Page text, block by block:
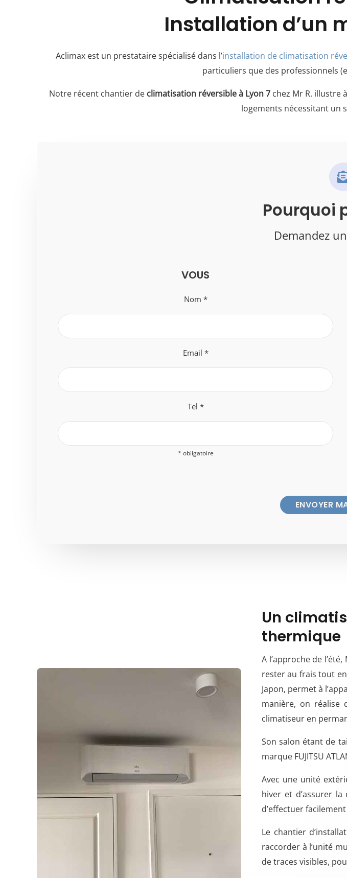
Installation d’un
Aclimax est un prestataire spécialisé dans l’installation de climatisation
particuliers que des professionnels
Notre récent chantier de climatisation réversible à Lyon 7 chez Mr R. illustre
logements nécessitant un
Pourquoi
Demandez
VOUS
Nom *
Email *
Tel *
* obligatoire
Un
thermique
A l’approche de
rester au frais tout
Japon, permet à
manière, on réalise
climatiseur en
Son salon étant de
marque FUJITSU
Avec une unité
hiver et d’assurer
d’effectuer
Le chantier
raccorder à l’unité
de traces visibles,